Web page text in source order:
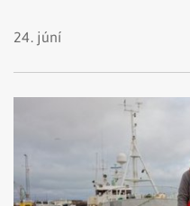
og útbreiðslu norsk-
24. júní